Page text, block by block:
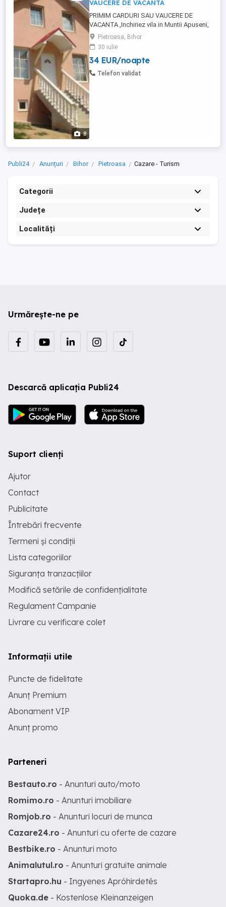
8
VAUCERE DE VACANTA
PRIMIM CARDURI SAU VAUCERE DE
VACANTA ,Inchiriez vila in Muntii Apuseni,
zona turistica Boga- Padis (Valea Aleului-
Sebisel). Vila are 7 camere, duble 4 bai,
living, bucatarie, foisor, gratar, apa calda,
frigider, aragaz, . . . toate conditiile. Vila se
afla in mijlocul naturii, intr- un loc foarte ...
Pietroasa, Bihor
30 iulie
34 EUR/noapte
Telefon validat
Publi24 Anunțuri Bihor Pietroasa Cazare - Turism
Categorii
Județe
Localități
Urmărește-ne pe
Descarcă aplicația Publi24
Suport clienți
Ajutor
Contact
Publicitate
Întrebări frecvente
Termeni și condiții
Lista categoriilor
Siguranța tranzacțiilor
Modifică setările de confidențialitate
Regulament Campanie
Livrare cu verificare colet
Informații utile
Puncte de fidelitate
Anunț Premium
Abonament VIP
Anunț promo
Parteneri
Bestauto.ro - Anunturi auto/moto
Romimo.ro - Anunturi imobiliare
Romjob.ro - Anunturi locuri de munca
Cazare24.ro - Anunturi cu oferte de cazare
Bestbike.ro - Anunturi moto
Animalutul.ro - Anunturi gratuite animale
Startapro.hu - Ingyenes Apróhirdetés
Quoka.de - Kostenlose Kleinanzeigen